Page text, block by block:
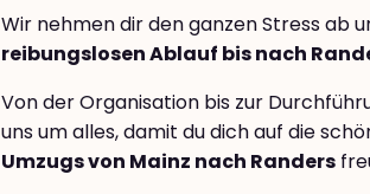
Wir nehmen dir den ganzen Stress ab
reibungslosen Ablauf bis nach
Von der Organisation bis zur
uns um alles, damit du dich auf die
Umzugs von Mainz nach Randers